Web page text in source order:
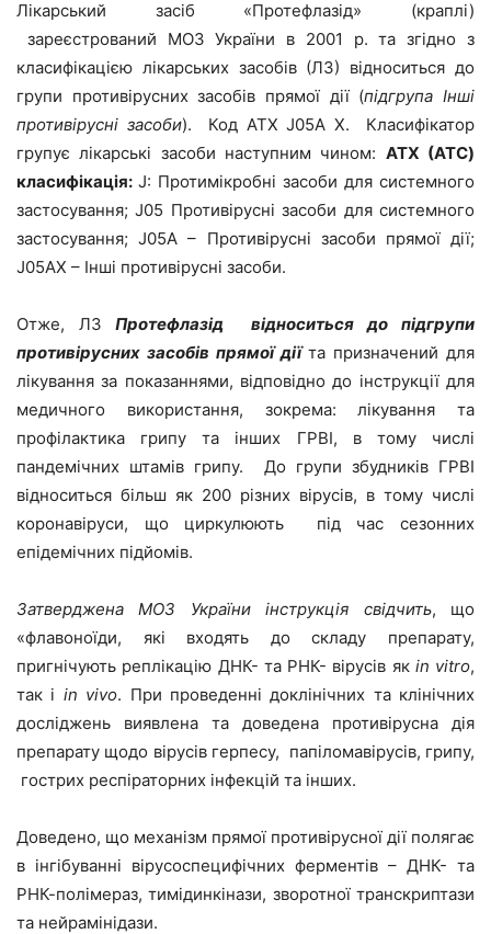
Лікарський засіб «Протефлазід» (краплі)
зареєстрований МОЗ України в 2001 р. та згідно з
класифікацією лікарських засобів (ЛЗ) відноситься до
групи противірусних засобів прямої дії (підгрупа Інші
противірусні засоби). Код АТХ J05A X. Класифікатор
групує лікарські засоби наступним чином: АТХ (ATC)
класифікація: J: Протимікробні засоби для системного
застосування; J05 Противірусні засоби для системного
застосування; J05A – Противірусні засоби прямої дії;
J05AX – Інші противірусні засоби.
Отже, ЛЗ Протефлазід відноситься до підгрупи
противірусних засобів прямої діїта призначений для
лікування за показаннями, відповідно до інструкції для
медичного використання, зокрема: лікування та
профілактика грипу та інших ГРВІ, в тому числі
пандемічних штамів грипу. До групи збудників ГРВІ
відноситься більш як 200 різних вірусів, в тому числі
коронавіруси, що циркулюють під час сезонних
епідемічних підйомів.
Затверджена МОЗ України інструкція свідчить, що
«флавоноїди, які входять до складу препарату,
пригнічують реплікацію ДНК- та РНК- вірусів як in vitro,
так і in vivo. При проведенні доклінічних та клінічних
досліджень виявлена та доведена противірусна дія
препарату щодо вірусів герпесу, папіломавірусів, грипу,
гострих респіраторних інфекцій та інших.
Доведено, що механізм прямої противірусної дії полягає
в інгібуванні вірусоспецифічних ферментів – ДНК- та
РНК-полімераз, тимідинкінази, зворотної транскриптази
та нейрамінідази.